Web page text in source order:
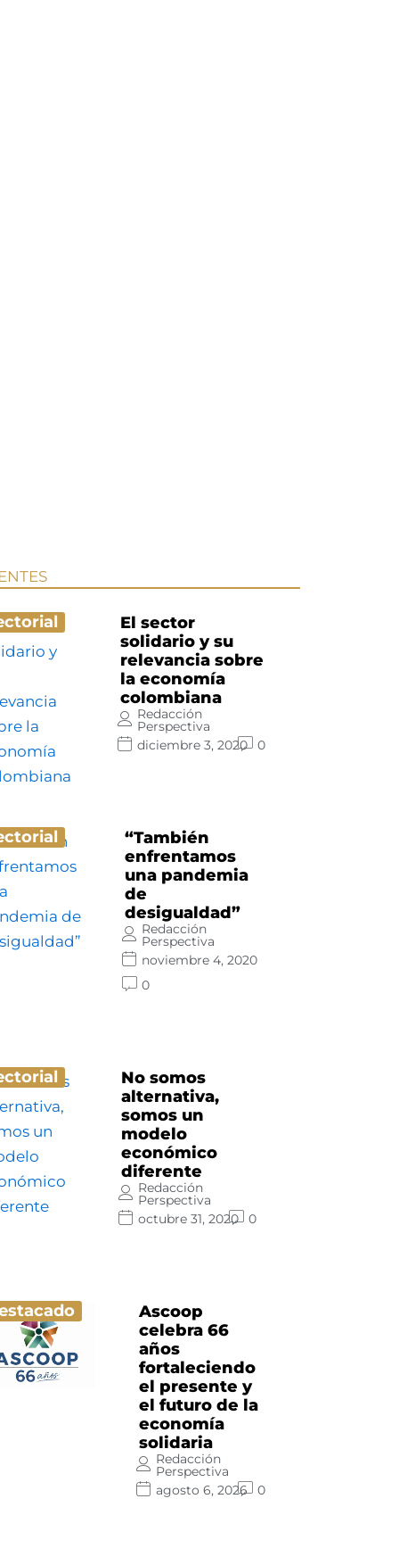
El sector
solidario y su
relevancia sobre
la economía
colombiana
Redacción
Perspectiva
diciembre 3, 2020
0
“También
enfrentamos
una pandemia
de
desigualdad”
Redacción
Perspectiva
noviembre 4, 2020
0
No somos
alternativa,
somos un
modelo
económico
diferente
Redacción
Perspectiva
octubre 31, 2020
0
Ascoop
celebra 66
años
fortaleciendo
el presente y
el futuro de la
economía
solidaria
Redacción
Perspectiva
agosto 6, 2026
0